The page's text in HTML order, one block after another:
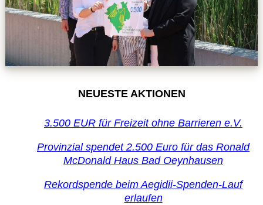
NEUESTE AKTIONEN
3.500 EUR für Freizeit ohne Barrieren e.V.
Provinzial spendet 2.500 Euro für das Ronald
McDonald Haus Bad Oeynhausen
Rekordspende beim Aegidii-Spenden-Lauf
erlaufen